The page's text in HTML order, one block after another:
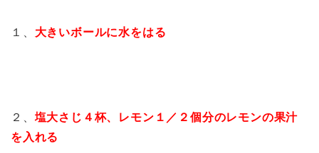
１、 大きいボールに水をはる
２、 塩大さじ４杯、レモン１／２個分のレモンの果汁
を入れる